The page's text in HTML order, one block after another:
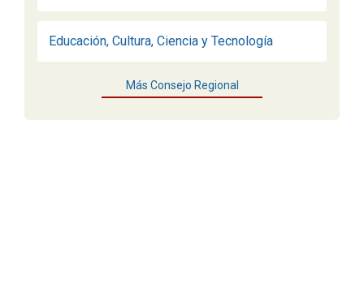
Educación, Cultura, Ciencia y Tecnología
Más Consejo Regional